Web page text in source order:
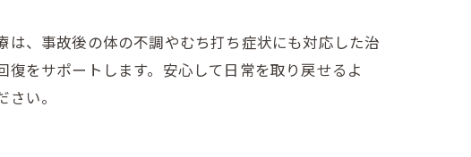
、事故後の体の不調やむち打ち症状にも対応した治
をサポートします。安心して日常を取り戻せるよ
い。